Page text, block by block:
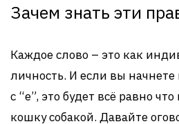
Зачем знать эти
Каждое слово – это как
личность. И если вы
с “е”, это будет всё равно
кошку собакой. Давайте